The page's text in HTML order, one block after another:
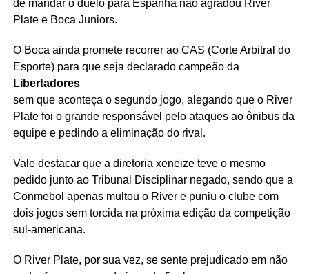
de mandar o duelo para Espanha não agradou River
Plate e Boca Juniors.
O Boca ainda promete recorrer ao CAS (Corte Arbitral do
Esporte) para que seja declarado campeão da
Libertadores
sem que aconteça o segundo jogo, alegando que o River
Plate foi o grande responsável pelo ataques ao ônibus da
equipe e pedindo a eliminação do rival.
Vale destacar que a diretoria xeneize teve o mesmo
pedido junto ao Tribunal Disciplinar negado, sendo que a
Conmebol apenas multou o River e puniu o clube com
dois jogos sem torcida na próxima edição da competição
sul-americana.
O River Plate, por sua vez, se sente prejudicado em não